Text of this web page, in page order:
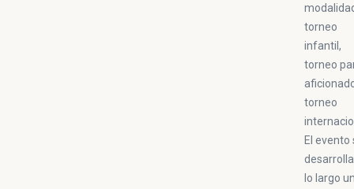
torneo
infantil,
torneo
torneo
El evento
lo largo